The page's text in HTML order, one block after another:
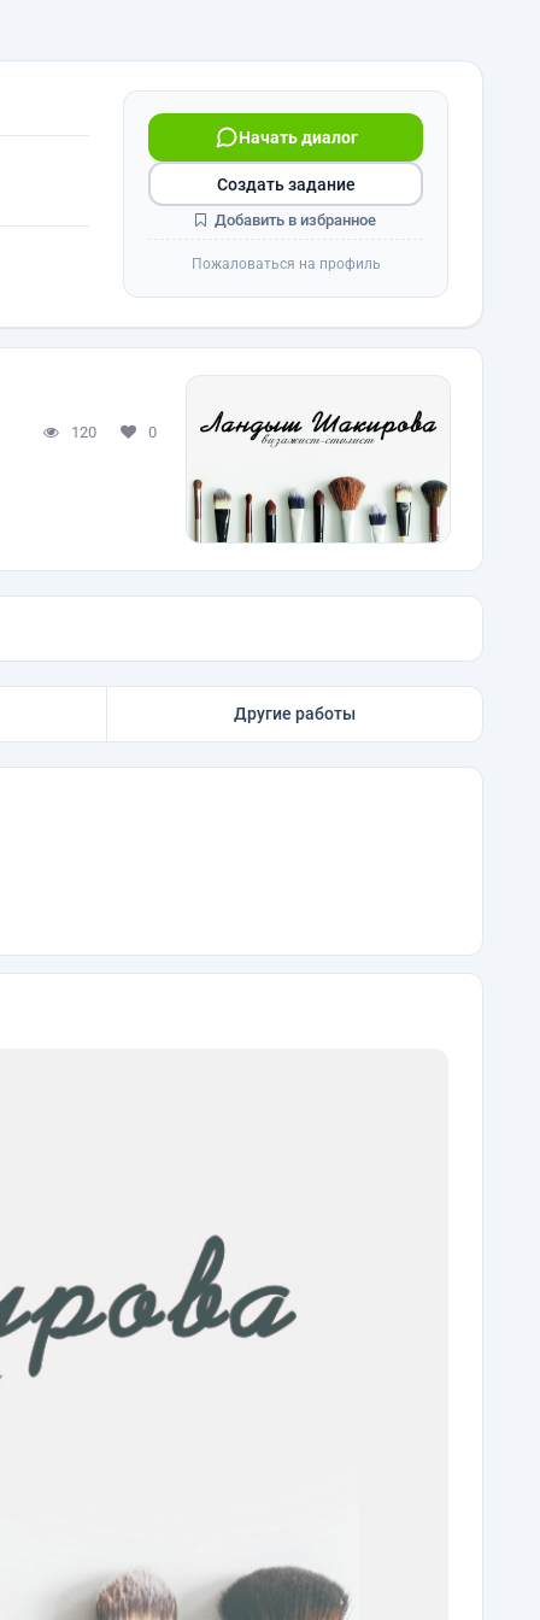
Начать диалог
Создать задание
Добавить в избранное
Пожаловаться на профиль
120 0
Другие работы